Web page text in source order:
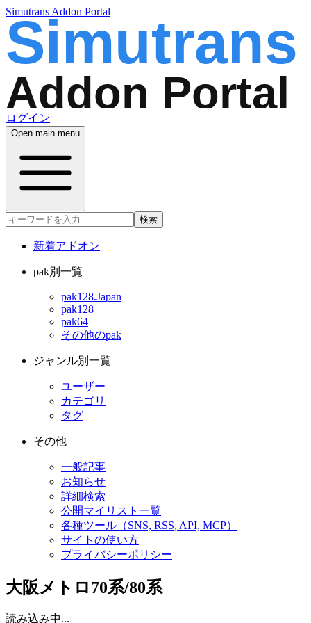
Simutrans Addon Portal
ログイン
Open main menu
検索
新着アドオン
pak別一覧
pak128.Japan
pak128
pak64
その他のpak
ジャンル別一覧
ユーザー
カテゴリ
タグ
その他
一般記事
お知らせ
詳細検索
公開マイリスト一覧
各種ツール（SNS, RSS, API, MCP）
サイトの使い方
プライバシーポリシー
大阪メトロ70系/80系
読み込み中...